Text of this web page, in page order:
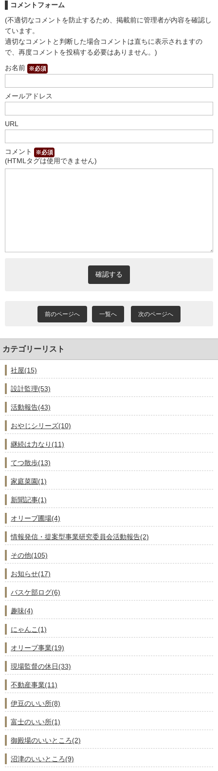
コメントフォーム
(不適切なコメントを防止するため、掲載前に管理者が内容を確認し
ています。
適切なコメントと判断した場合コメントは直ちに表示されますの
で、再度コメントを投稿する必要はありません。)
お名前 ※必須
メールアドレス
URL
コメント ※必須
(HTMLタグは使用できません)
前のページへ 一覧へ 次のページへ
カテゴリーリスト
社屋(15)
設計監理(53)
活動報告(43)
おやじシリーズ(10)
継続は力なり(11)
てつ散歩(13)
家庭菜園(1)
新聞記事(1)
オリーブ圃場(4)
情報発信・提案型事業研究委員会活動報告(2)
その他(105)
お知らせ(17)
バスケ部ログ(6)
趣味(4)
にゃんこ(1)
オリーブ事業(19)
現場監督の休日(33)
不動産事業(11)
伊豆のいい所(8)
富士のいい所(1)
御殿場のいいところ(2)
沼津のいいところ(9)